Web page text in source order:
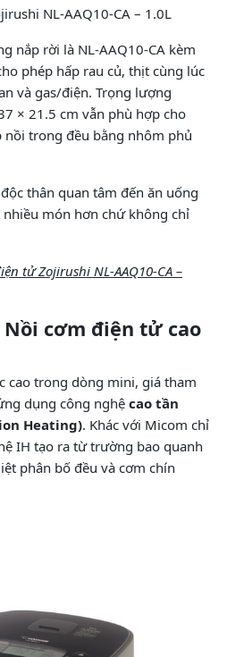
NL-AAQ10-CA – 1.0L
nắp rời là NL-AAQ10-CA kèm
phép hấp rau củ, thịt cùng lúc
và gas/điện. Trọng lượng
× 21.5 cm vẫn phù hợp cho
nồi trong đều bằng nhôm phủ
thân quan tâm đến ăn uống
món hơn chứ không chỉ
tử Zojirushi NL-AAQ10-CA –
Nồi cơm điện tử cao
cao trong dòng mini, giá tham
dụng công nghệ cao tần
Heating). Khác với Micom chỉ
IH tạo ra từ trường bao quanh
phân bố đều và cơm chín